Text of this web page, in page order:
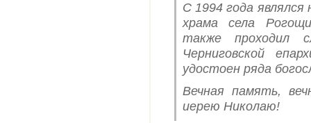
С 1994 года
храма села
также проходил
Черниговской
удостоен ряда
Вечная память,
иерею Николаю!